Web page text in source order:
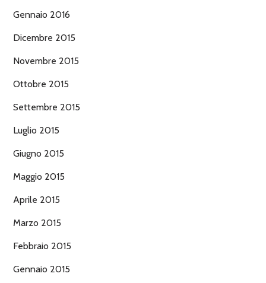
Gennaio 2016
Dicembre 2015
Novembre 2015
Ottobre 2015
Settembre 2015
Luglio 2015
Giugno 2015
Maggio 2015
Aprile 2015
Marzo 2015
Febbraio 2015
Gennaio 2015